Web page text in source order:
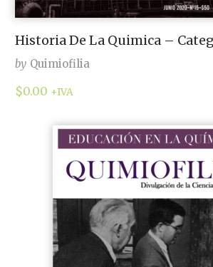
Historia De La Quimica –
by Quimiofilia
$0.00 +IVA